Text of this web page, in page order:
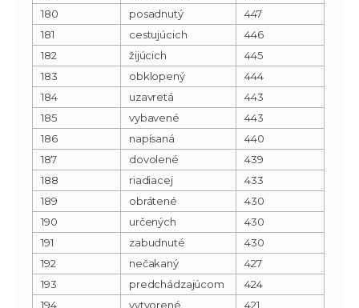
180
posadnutý
447
181
cestujúcich
446
182
žijúcich
445
183
obklopený
444
184
uzavretá
443
185
vybavené
443
186
napísaná
440
187
dovolené
439
188
riadiacej
433
189
obrátené
430
190
určených
430
191
zabudnuté
430
192
nečakaný
427
193
predchádzajúcom
424
194
vytvorené 421